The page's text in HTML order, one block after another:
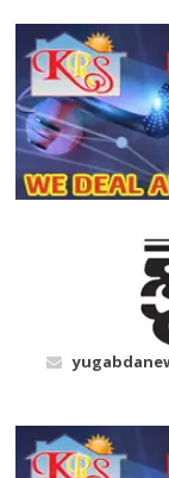
content